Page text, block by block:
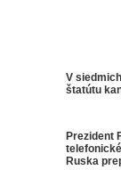
V
štatútu
Prezident
Ruska